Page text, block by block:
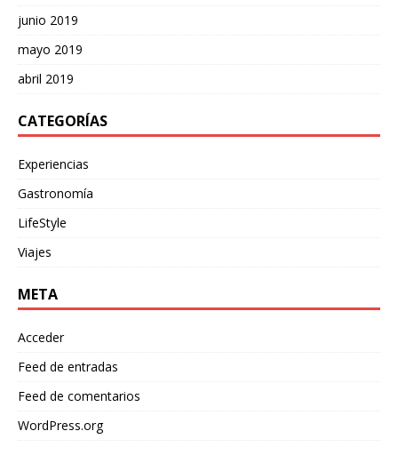
junio 2019
mayo 2019
abril 2019
CATEGORÍAS
Experiencias
Gastronomía
LifeStyle
Viajes
META
Acceder
Feed de entradas
Feed de comentarios
WordPress.org